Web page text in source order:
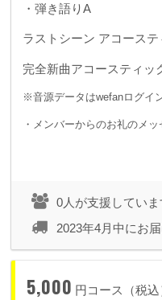
・弾き語りA
ラストシーン アコーステ
完全新曲アコースティッ
※音源データはwefanログイ
・メンバーからのお礼のメッ
0人が支援していま
2023年4月中にお
5,000 円コース（税込